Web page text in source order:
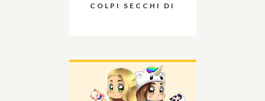
COLPI SECCHI DI